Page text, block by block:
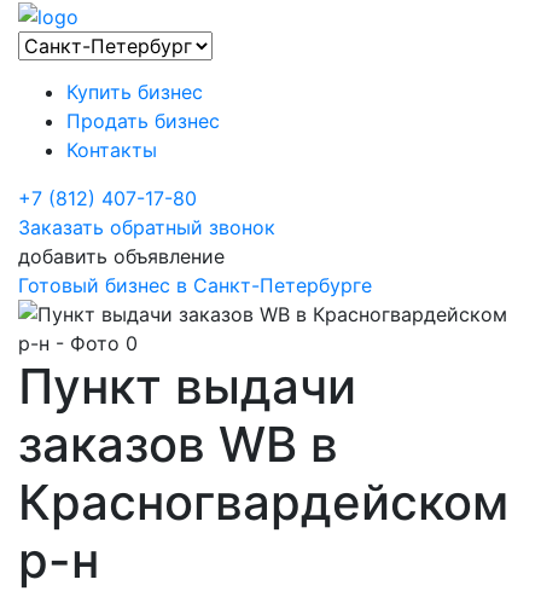
Купить бизнес
Продать бизнес
Контакты
+7 (812) 407-17-80
Заказать обратный звонок
добавить объявление
Готовый бизнес в Санкт-Петербурге
Пункт выдачи
заказов WB в
Красногвардейском
р-н